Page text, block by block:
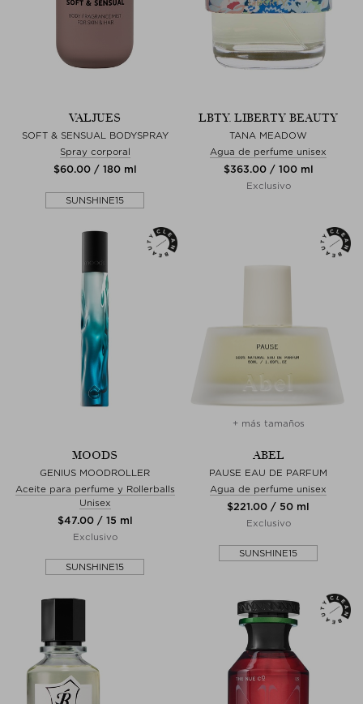
VALJUES
SOFT & SENSUAL BODYSPRAY
Spray corporal
$‌60.00 / 180 ml
SUNSHINE15
LBTY. LIBERTY BEAUTY
TANA MEADOW
Agua de perfume unisex
$‌363.00 / 100 ml
Exclusivo
MOODS
GENIUS MOODROLLER
Aceite para perfume y Rollerballs
Unisex
$‌47.00 / 15 ml
Exclusivo
SUNSHINE15
+ más tamaños
ABEL
PAUSE EAU DE PARFUM
Agua de perfume unisex
$‌221.00 / 50 ml
Exclusivo
SUNSHINE15